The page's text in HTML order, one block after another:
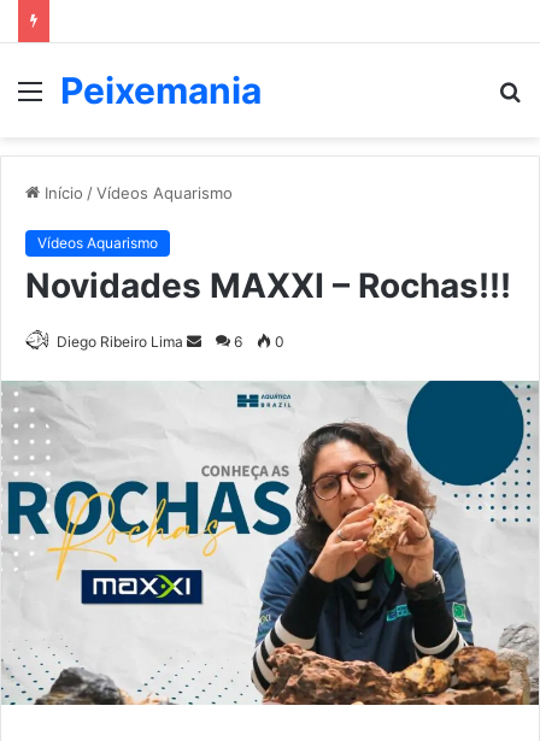
Menu
Peixemania
Início /Vídeos Aquarismo
Vídeos Aquarismo
Novidades MAXXI – Rochas!!!
Diego Ribeiro Lima
Mande
6 0